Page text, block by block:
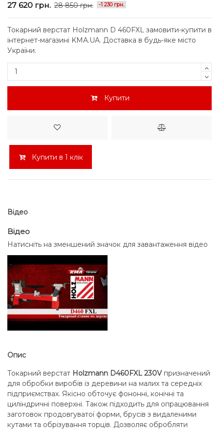
27 620 грн. 28 850 грн. -1 230 грн.
Токарний верстат Holzmann D 460FXL замовити-купити в
інтернет-магазині KMA.UA. Доставка в будь-яке місто
України.
Купити
Купити в 1 клік
Відео
Відео
Натисніть на зменшений значок для завантаження відео
Опис
Токарний верстат Holzmann D460FXL 230Vпризначений
для обробки виробів із деревини на малих та середніх
підприємствах. Якісно обточує фононні, конічні та
циліндричні поверхні. Також підходить для опрацювання
заготовок продовгуватої форми, брусів з видаленими
кутами та обрізування торців. Дозволяє обробляти